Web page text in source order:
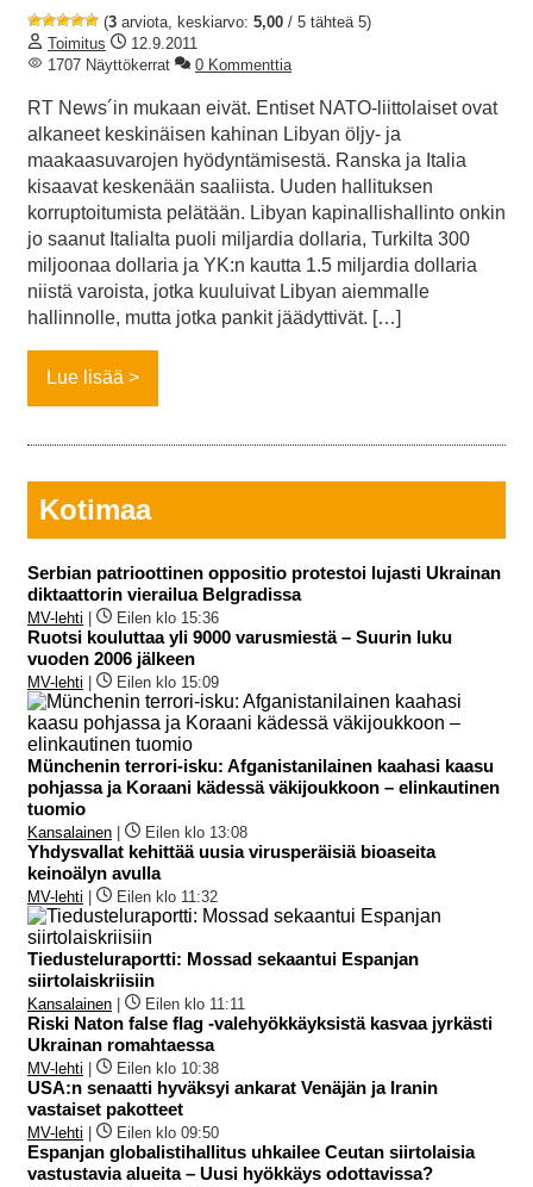
(3 arviota, keskiarvo: 5,00 / 5 tähteä 5)
Toimitus
12.9.2011
1707 Näyttökerrat
0 Kommenttia
RT News´in mukaan eivät. Entiset NATO-liittolaiset ovat
alkaneet keskinäisen kahinan Libyan öljy- ja
maakaasuvarojen hyödyntämisestä. Ranska ja Italia
kisaavat keskenään saaliista. Uuden hallituksen
korruptoitumista pelätään. Libyan kapinallishallinto onkin
jo saanut Italialta puoli miljardia dollaria, Turkilta 300
miljoonaa dollaria ja YK:n kautta 1.5 miljardia dollaria
niistä varoista, jotka kuuluivat Libyan aiemmalle
hallinnolle, mutta jotka pankit jäädyttivät. […]
Lue lisää
Kotimaa
Serbian patrioottinen oppositio protestoi lujasti Ukrainan
diktaattorin vierailua Belgradissa
MV-lehti Eilen klo 15:36
Ruotsi kouluttaa yli 9000 varusmiestä – Suurin luku
vuoden 2006 jälkeen
MV-lehti Eilen klo 15:09
Münchenin terrori-isku: Afganistanilainen kaahasi kaasu
pohjassa ja Koraani kädessä väkijoukkoon – elinkautinen
tuomio
Kansalainen Eilen klo 13:08
Yhdysvallat kehittää uusia virusperäisiä bioaseita
keinoälyn avulla
MV-lehti Eilen klo 11:32
Tiedusteluraportti: Mossad sekaantui Espanjan
siirtolaiskriisiin
Kansalainen Eilen klo 11:11
Riski Naton false flag -valehyökkäyksistä kasvaa jyrkästi
Ukrainan romahtaessa
MV-lehti Eilen klo 10:38
USA:n senaatti hyväksyi ankarat Venäjän ja Iranin
vastaiset pakotteet
MV-lehti Eilen klo 09:50
Espanjan globalistihallitus uhkailee Ceutan siirtolaisia
vastustavia alueita – Uusi hyökkäys odottavissa?